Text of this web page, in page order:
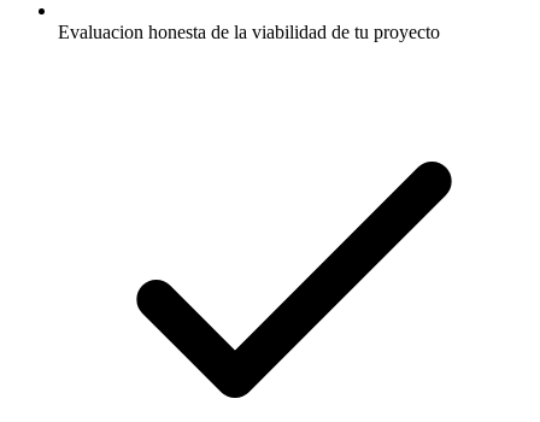
Evaluacion honesta de la viabilidad de tu proyecto